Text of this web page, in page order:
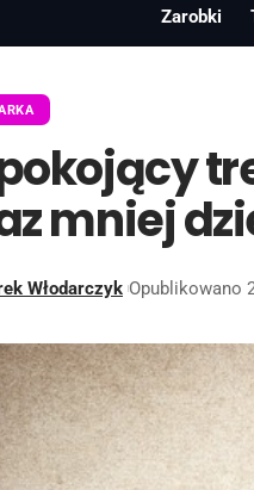
Zarobki
mniej
Włodarczyk Opublikowano